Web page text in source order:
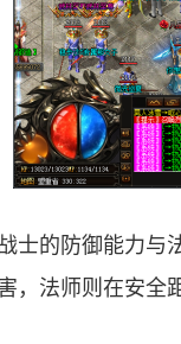
士的防御能力与
，法师则在安全